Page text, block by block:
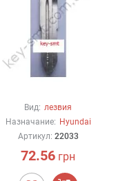
Вид: лезвия
Назначание: Hyundai
Артикул: 22033
72.56 грн